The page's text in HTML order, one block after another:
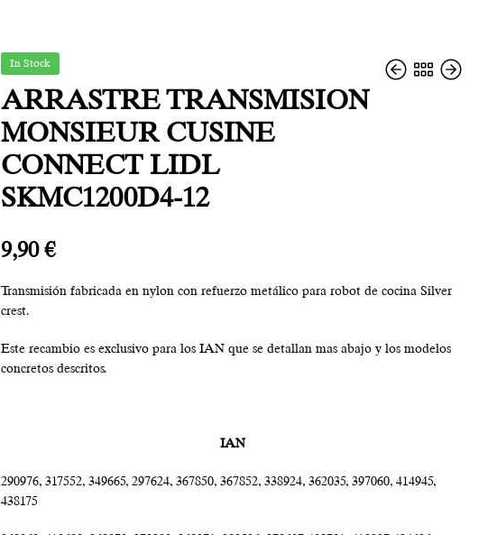
In Stock
ARRASTRE TRANSMISION
MONSIEUR CUSINE
CONNECT LIDL
SKMC1200D4-12
9,90€
Transmisión fabricada en nylon con refuerzo metálico para robot de cocina Silver
crest.
Este recambio es exclusivo para los IAN que se detallan mas abajo y los modelos
concretos descritos.
IAN
290976, 317552, 349665, 297624, 367850, 367852, 338924, 362035, 397060, 414945,
438175